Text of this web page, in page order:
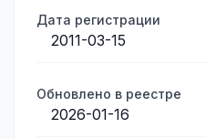
Дата регистрации
2011-03-15
Обновлено в реестре
2026-01-16